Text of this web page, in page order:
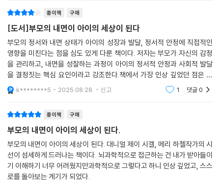
종이책 구매
[도서]부모의 내면이 아이의 세상이 된다
부모의 정서와 내면 상태가 아이의 성장과 발달, 정서적 안정에 직접적인
영향을 미친다는 점을 심도 있게 다룬 책이다. 저자는 부모가 자신의 감정
을 관리하고, 내면을 성찰하는 과정이 아이의 정서적 안정과 사회적 발달
을 결정짓는 핵심 요인이라고 강조한다.책에서 가장 인상 깊었던 점은 부
모가 겪는 스트레스와 감정, 무의식적 반응이 아이에게 그대로 전이될 수
있다는 사실이다.
k********5 2025.08.28. 신고 1 댓글0
종이책 구매
부모의 내면이 아이의 세상이 된다.
부모의 내면이 아이의 세상이 된다. 대니얼 제이 시겔, 메리 하첼작가의 시
선이 섬세하게 드러나는 책이다. 뇌과학적으로 접근하는 건 내가 받아들이
기 이해하기 너무 어려웠지만과학적으로 그렇다고 하니 인상 깊었고, 스스
로를 돌아보는 계기가 되었다.